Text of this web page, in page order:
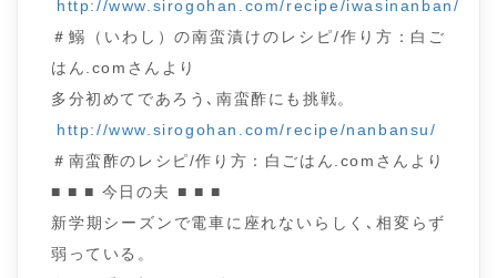
http://www.sirogohan.com/recipe/iwasinanban/
＃鰯（いわし）の南蛮漬けのレシピ/作り方：白ご
はん.comさんより
多分初めてであろう､南蛮酢にも挑戦。
http://www.sirogohan.com/recipe/nanbansu/
＃南蛮酢のレシピ/作り方：白ごはん.comさんより
■ ■ ■ 今日の夫 ■ ■ ■
新学期シーズンで電車に座れないらしく､相変らず
弱っている。